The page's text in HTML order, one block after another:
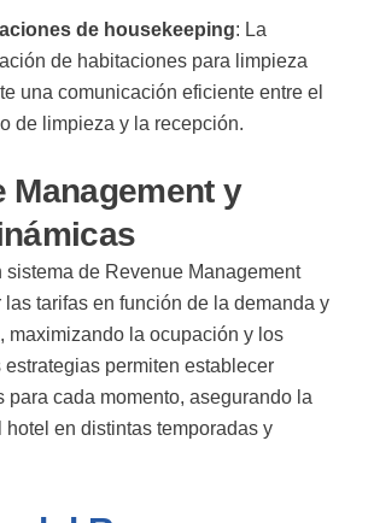
de housekeeping: La
de habitaciones para limpieza
una comunicación eficiente entre el
de limpieza y la recepción.
Management y
sistema de Revenue Management
tarifas en función de la demanda y
maximizando la ocupación y los
estrategias permiten establecer
para cada momento, asegurando la
hotel en distintas temporadas y